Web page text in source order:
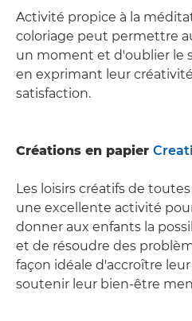
Activité propice à la
coloriage peut permettre
un moment et d'oublier le
en exprimant leur
satisfaction.
Créations en papier
Les loisirs créatifs de
une excellente activité
donner aux enfants la
et de résoudre des
façon idéale d'accroître
soutenir leur bien-être